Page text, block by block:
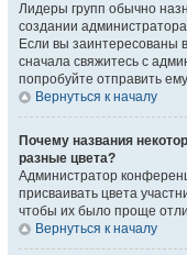
Лидеры групп обычно
создании
Если вы заинтересованы
сначала свяжитесь с
попробуйте отправить
Вернуться к началу
Почему названия
разные цвета?
Администратор
присваивать цвета
чтобы их было проще
Вернуться к началу